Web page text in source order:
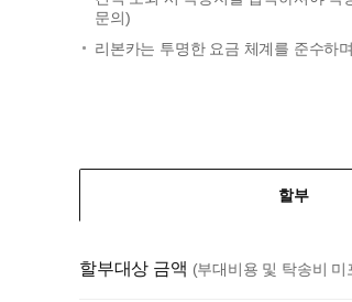
문의)
리본카는 투명한 요금 체계를 준수하
할부
할부대상 금액 (부대비용 및 탁송비 미